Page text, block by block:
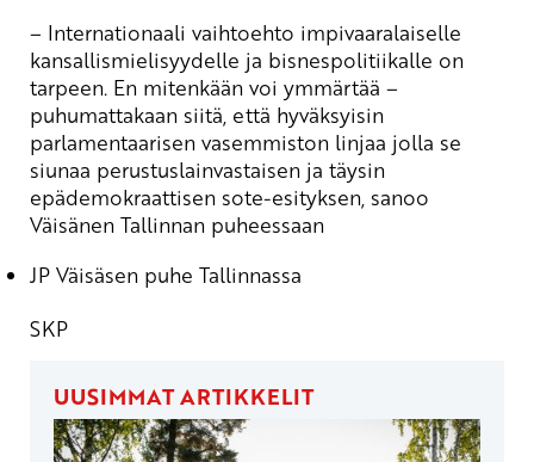
– Internationaali vaihtoehto impivaaralaiselle
kansallismielisyydelle ja bisnespolitiikalle on
tarpeen. En mitenkään voi ymmärtää –
puhumattakaan siitä, että hyväksyisin
parlamentaarisen vasemmiston linjaa jolla se
siunaa perustuslainvastaisen ja täysin
epädemokraattisen sote-esityksen, sanoo
Väisänen Tallinnan puheessaan
JP Väisäsen puhe Tallinnassa
SKP
UUSIMMAT ARTIKKELIT